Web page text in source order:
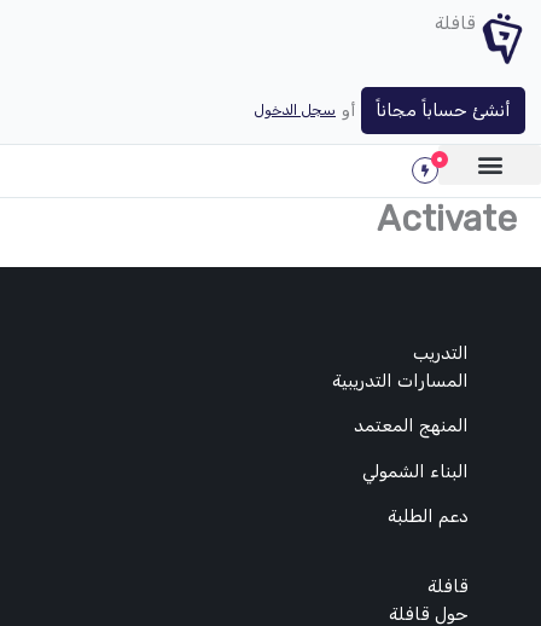
تخطي
إلى
المحتوى
قافلة
أنشئ حساباً مجاناً أو سجل الدخول
Activate
التدريب
المسارات التدريبية
المنهج المعتمد
البناء الشمولي
دعم الطلبة
قافلة
حول قافلة